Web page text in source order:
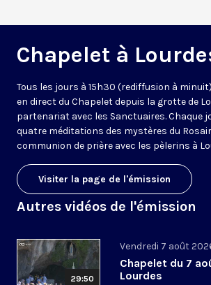
Chapelet à
Tous les jours à 15h30 (rediffusion à
en direct du Chapelet depuis la grotte de
partenariat avec les Sanctuaires. Chaque
quatre méditations des mystères du
communion de prière avec les pèlerins à
Visiter la page de l'émission
Autres vidéos de l'émission
29:50
Vendredi 7 août
Chapelet du 7
Lourdes